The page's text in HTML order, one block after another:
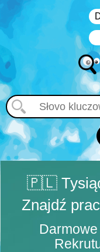
🇵🇱
Znajdź
Darmowe